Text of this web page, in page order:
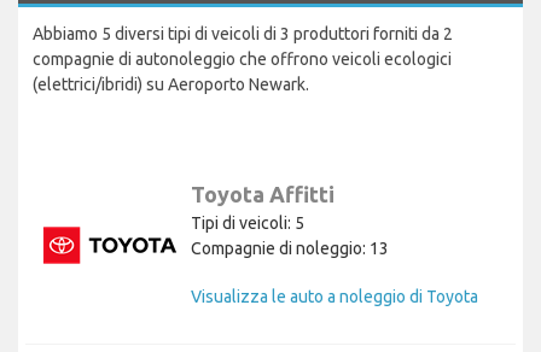
Abbiamo 5 diversi tipi di veicoli di 3 produttori forniti da 2
compagnie di autonoleggio che offrono veicoli ecologici
(elettrici/ibridi) su Aeroporto Newark.
Toyota Affitti
Tipi di veicoli: 5
Compagnie di noleggio: 13
Visualizza le auto a noleggio di Toyota